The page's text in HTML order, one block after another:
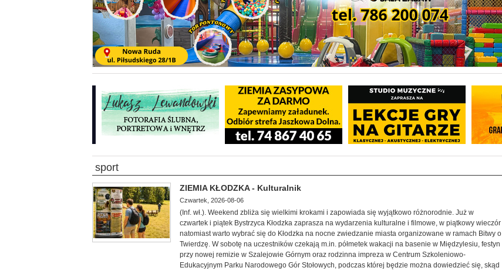
sport
ZIEMIA KŁODZKA - Kulturalnik
Czwartek, 2026-08-06
(Inf. wł.). Weekend zbliża się wielkimi krokami i zapowiada się wyjątkowo różnorodnie. Już w
czwartek i piątek Bystrzyca Kłodzka zaprasza na wydarzenia kulturalne i filmowe, w piątkowy wieczór
natomiast warto wybrać się do Kłodzka na nocne zwiedzanie miasta organizowane w ramach Bitwy o
Twierdzę. W sobotę na uczestników czekają m.in. półmetek wakacji na basenie w Międzylesiu, festyn
przy nowej remizie w Szalejowie Górnym oraz rodzinna impreza w Centrum Szkoleniowo-
Edukacyjnym Parku Narodowego Gór Stołowych, podczas której będzie można dowiedzieć się, skąd